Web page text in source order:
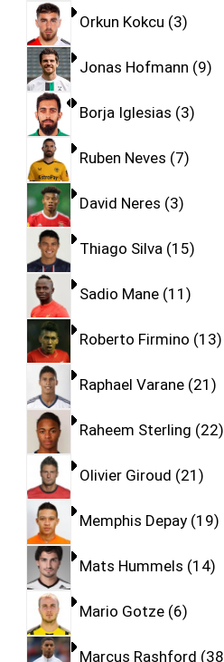
Orkun Kokcu 3
Jonas Hofmann 9
Borja Iglesias 3
Ruben Neves 7
David Neres 3
Thiago Silva 15
Sadio Mane 11
Roberto Firmino 13
Raphael Varane 21
Raheem Sterling 22
Olivier Giroud 21
Memphis Depay 19
Mats Hummels 14
Mario Gotze 6
Marcus Rashford 38